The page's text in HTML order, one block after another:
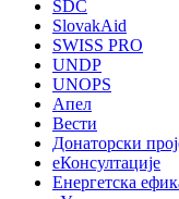
SDC
SlovakAid
SWISS PRO
UNDP
UNOPS
Апел
Вести
Донаторски
еКонсултације
Енергетска